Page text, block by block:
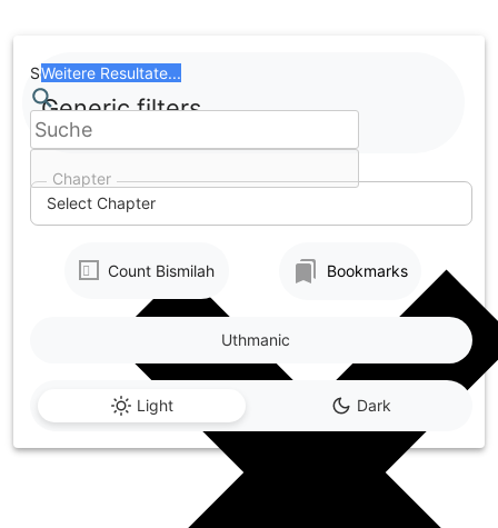
to
content
Chapter
Select Chapter
Search
Weitere Resultate...
Generic filters
Count Bismilah Bookmarks
Light Dark
Uthmanic